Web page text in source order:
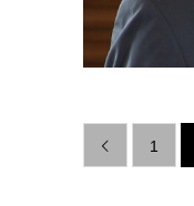
 1